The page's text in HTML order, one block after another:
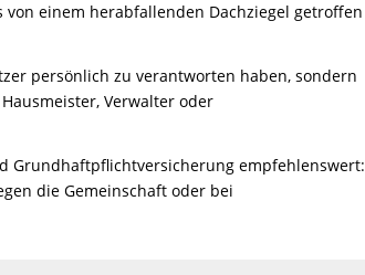
einem herabfallenden Dachziegel getroffen
persönlich zu verantworten haben, sondern
Verwalter oder
Grundhaftpflichtversicherung empfehlenswert:
die Gemeinschaft oder bei